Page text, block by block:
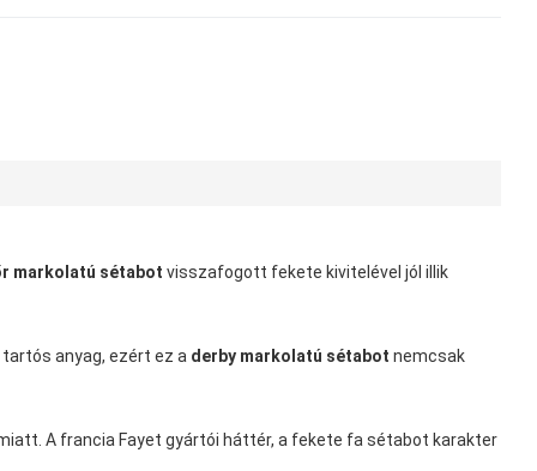
markolatú sétabot visszafogott fekete kivitelével jól illik
anyag, ezért ez a derby markolatú sétabot nemcsak
A francia Fayet gyártói háttér, a fekete fa sétabot karakter